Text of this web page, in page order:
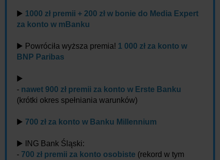
▶️ 1000 zł premii + 200 zł w bonie do Media Expert
za konto w mBanku
▶️ Powróciła wyższa premia! 1 000 zł za konto w
BNP Paribas
▶️
- nawet 900 zł premii za konto w Erste Banku
(krótki okres spełniania warunków)
▶️ 700 zł za konto w Banku Millennium
▶️ ING Bank Śląski:
- 700 zł premii za konto osobiste (rekord w tym